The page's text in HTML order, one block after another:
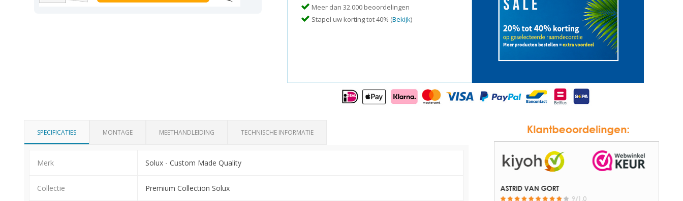
Meer dan 32.000 beoordelingen
Stapel uw korting tot 40% (Bekijk)
SPECIFICATIES MONTAGE MEETHANDLEIDING TECHNISCHE INFORMATIE
Merk Solux - Custom Made Quality
Collectie Premium Collection Solux